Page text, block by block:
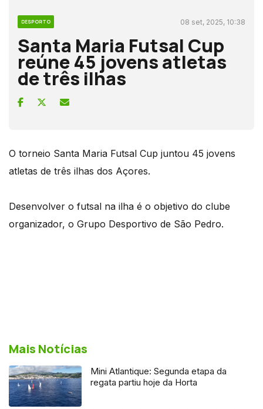
DESPORTO 08 set, 2025, 10:38
Santa Maria Futsal Cup
reúne 45 jovens atletas
de três ilhas
O torneio Santa Maria Futsal Cup juntou 45 jovens
atletas de três ilhas dos Açores.
Desenvolver o futsal na ilha é o objetivo do clube
organizador, o Grupo Desportivo de São Pedro.
Mais Notícias
Mini Atlantique: Segunda etapa da
regata partiu hoje da Horta